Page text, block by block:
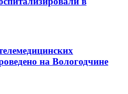
на Вологодчине